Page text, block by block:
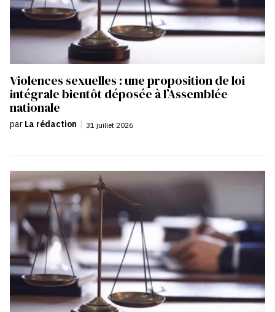
Violences sexuelles : une proposition de loi
intégrale bientôt déposée à l’Assemblée
nationale
par La rédaction | 31 juillet 2026